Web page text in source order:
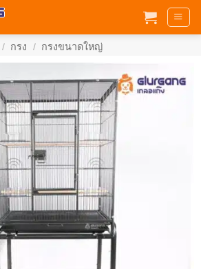
/ กรง / กรงขนาดใหญ่